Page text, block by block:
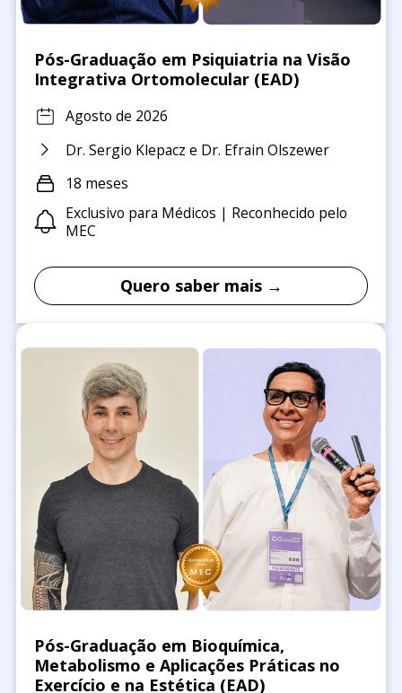
Pós-Graduação em Psiquiatria na Visão
Integrativa Ortomolecular (EAD)
Agosto de 2026
Dr. Sergio Klepacz e Dr. Efrain Olszewer
18 meses
Exclusivo para Médicos | Reconhecido pelo
MEC
Quero saber mais →
Pós-Graduação em Bioquímica,
Metabolismo e Aplicações Práticas no
Exercício e na Estética (EAD)